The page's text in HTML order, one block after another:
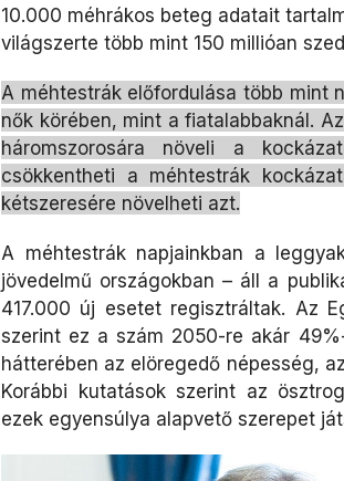
10.000 méhrákos beteg adatait
világszerte több mint 150 millióan
A méhtestrák előfordulása több mint
nők körében, mint a fiatalabbaknál.
háromszorosára növeli a
csökkentheti a méhtestrák
kétszeresére növelheti azt.
A méhtestrák napjainkban a
jövedelmű országokban – áll a
417.000 új esetet regisztráltak. Az
szerint ez a szám 2050-re akár
hátterében az elöregedő népesség,
Korábbi kutatások szerint az
ezek egyensúlya alapvető szerepet